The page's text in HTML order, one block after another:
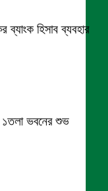
হিসাব ব্যবহার
১তলা ভবনের শুভ